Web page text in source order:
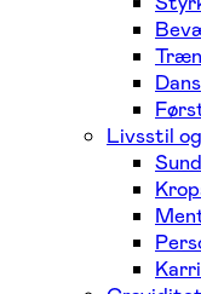
Dans
Livsstil